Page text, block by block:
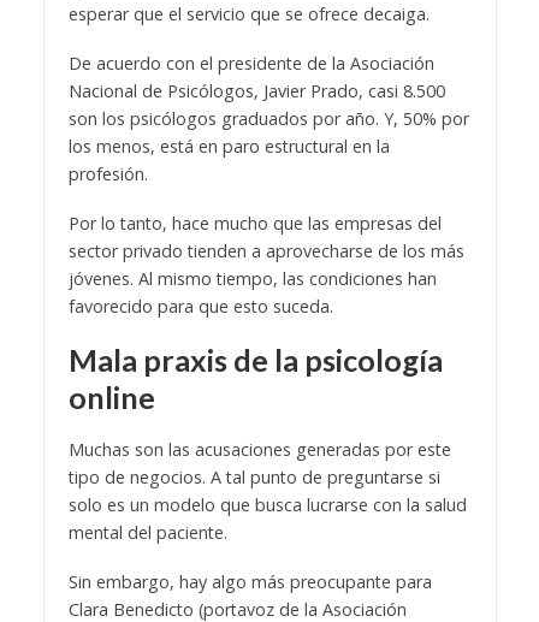
esperar que el servicio que se ofrece decaiga.
De acuerdo con el presidente de la Asociación
Nacional de Psicólogos, Javier Prado, casi 8.500
son los psicólogos graduados por año. Y, 50% por
los menos, está en paro estructural en la
profesión.
Por lo tanto, hace mucho que las empresas del
sector privado tienden a aprovecharse de los más
jóvenes. Al mismo tiempo, las condiciones han
favorecido para que esto suceda.
Mala praxis de la psicología
online
Muchas son las acusaciones generadas por este
tipo de negocios. A tal punto de preguntarse si
solo es un modelo que busca lucrarse con la salud
mental del paciente.
Sin embargo, hay algo más preocupante para
Clara Benedicto (portavoz de la Asociación